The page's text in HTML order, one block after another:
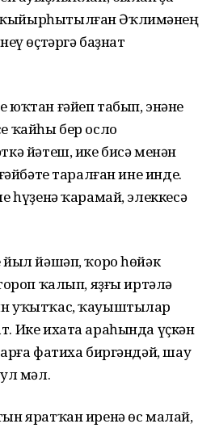
Әҡлимәнең
өҫтәргә баҙнат
юҡтан ғәйеп табып, энәне
ҡайһы бер осло
йәтеш, ике бисә менән
таралған ине инде.
һүҙенә ҡарамай, элеккесә
йәшәп, ҡоро һөйәк
ҡалып, яҙғы иртәлә
уҡытҡас, ҡауыштылар
Ике ихата араһында үҫкән
фатиха биргәндәй, шау
ул мәл.
яратҡан иренә өс малай,